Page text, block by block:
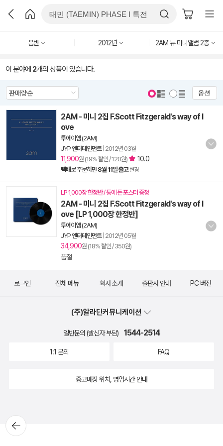
음반 2012년 2AM 뉴 미니앨범 2종
이 분야에 2개의 상품이 있습니다.
옵션
2AM - 미니 2집 F.Scott Fitzgerald's way of l
ove
투에이엠 (2AM)
JYP 엔터테인먼트| 2012년 03월
11,900원 (19% 할인 / 120원) 10.0
택배로 주문하면 8월 11일 출고 변경
LP 1,000장 한정반 / 통에 든 포스터 증정
2AM - 미니 2집 F.Scott Fitzgerald's way of l
ove [LP 1,000장 한정반]
투에이엠 (2AM)
JYP 엔터테인먼트| 2012년 05월
34,900원 (18% 할인 / 350원)
품절
뒤로가
기
로그인 전체 메뉴 회사 소개 출판사 안내 PC 버전
(주)알라딘커뮤니케이션
일반문의 (발신자 부담) 1544-2514
1:1 문의 FAQ
중고매장 위치, 영업시간 안내